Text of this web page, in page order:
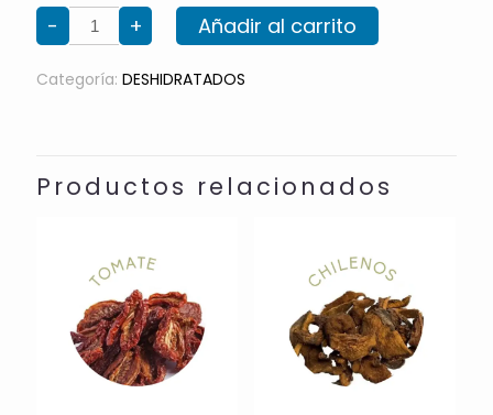
- ARÁNDANOS
PASAS
X
GR
cantidad
+ Añadir al carrito
Categoría: DESHIDRATADOS
Productos relacionados